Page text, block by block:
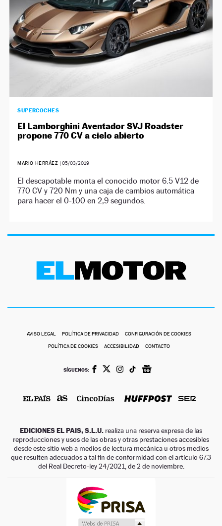
SUPERCOCHES
El Lamborghini Aventador SVJ Roadster
propone 770 CV a cielo abierto
MARIO HERRÁEZ | 05/03/2019
El descapotable monta el conocido motor 6.5 V12 de
770 CV y 720 Nm y una caja de cambios automática
para hacer el 0-100 en 2,9 segundos.
AVISO LEGAL POLÍTICA DE PRIVACIDAD CONFIGURACIÓN DE COOKIES
POLÍTICA DE COOKIES ACCESIBILIDAD CONTACTO
SÍGUENOS:
EDICIONES EL PAIS, S.L.U. realiza una reserva expresa de las
reproducciones y usos de las obras y otras prestaciones accesibles
desde este sitio web a medios de lectura mecánica u otros medios
que resulten adecuados a tal fin de conformidad con el artículo 67.3
del Real Decreto-ley 24/2021, de 2 de noviembre.